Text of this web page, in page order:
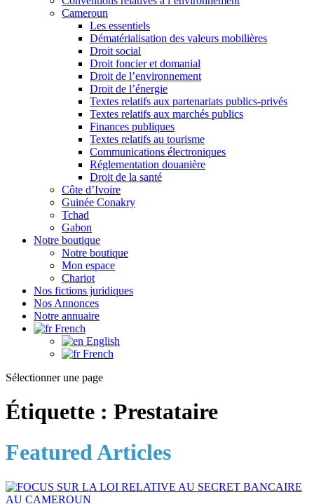
Cameroun
Les essentiels
Dématérialisation des valeurs mobilières
Droit social
Droit foncier et domanial
Droit de l’environnement
Droit de l’énergie
Textes relatifs aux partenariats publics-privés
Textes relatifs aux marchés publics
Finances publiques
Textes relatifs au tourisme
Communications électroniques
Réglementation douanière
Droit de la santé
Côte d’Ivoire
Guinée Conakry
Tchad
Gabon
Notre boutique
Notre boutique
Mon espace
Chariot
Nos fictions juridiques
Nos Annonces
Notre annuaire
French
English
French
Sélectionner une page
Étiquette : Prestataire
Featured Articles